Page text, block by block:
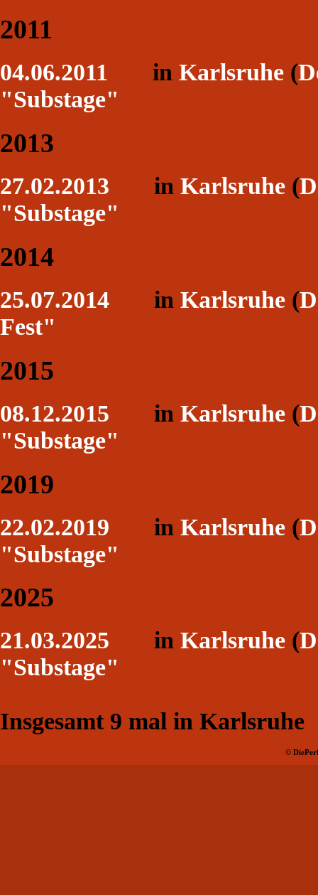
2011
04.06.2011 in Karlsruhe (
"Substage"
2013
27.02.2013 in Karlsruhe (
"Substage"
2014
25.07.2014 in Karlsruhe (
Fest"
2015
08.12.2015 in Karlsruhe (
"Substage"
2019
22.02.2019 in Karlsruhe (
"Substage"
2025
21.03.2025 in Karlsruhe (
"Substage"
Insgesamt 9 mal in Karlsruhe
©